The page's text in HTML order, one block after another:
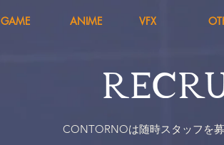
GAME ANIME VFX
CONTORNOは随時スタッフを募